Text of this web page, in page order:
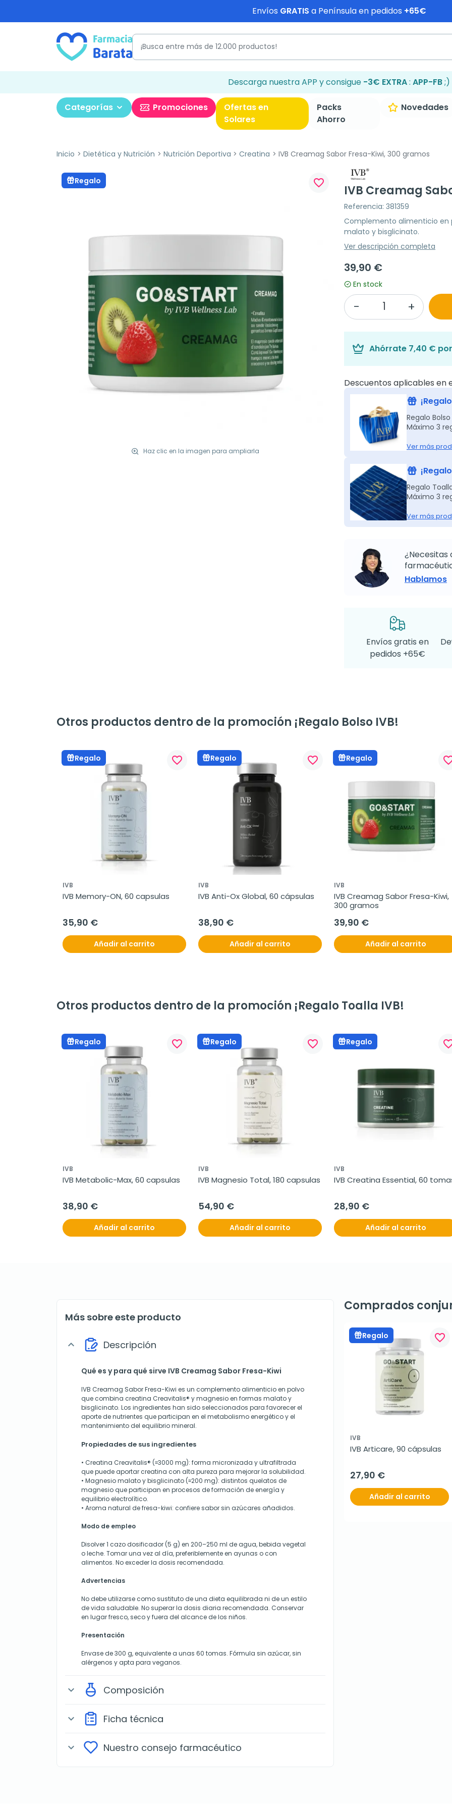
Envíos GRATIS a Península en pedidos +65€
Descarga nuestra APP y consigue -3€ EXTRA: APP-FB;)
Categorías Promociones
Ofertas en
Solares
Packs
Ahorro
Novedades
Inicio Dietética y Nutrición Nutrición Deportiva Creatina IVB Creamag Sabor Fresa-Kiwi, 300 gramos
Regalo
Haz clic en la imagen para ampliarla
favorite_border
IVB Creamag
Referencia: 381359
Complemento alimenticio en
malato y bisglicinato.
Ver descripción completa
39,90 €
En stock
Ahórrate 7,40 €
Descuentos aplicables en
Regalo
Máximo 3
Ver más
Regalo
Máximo 3
Ver más
¿Necesitas
Hablamos
Envíos gratis en
pedidos +65€
Otros productos dentro de la promoción ¡Regalo Bolso IVB!
Regalo favorite_border
IVB
IVB Memory-ON, 60 capsulas
35,90 €
Añadir al carrito
Regalo favorite_border
IVB
IVB Anti-Ox Global, 60 cápsulas
38,90 €
Añadir al carrito
Regalo
IVB
IVB Creamag Sabor Fresa-Kiwi,
300 gramos
39,90 €
Añadir al carrito
Otros productos dentro de la promoción ¡Regalo Toalla IVB!
Regalo favorite_border
IVB
IVB Metabolic-Max, 60 capsulas
38,90 €
Añadir al carrito
Regalo favorite_border
IVB
IVB Magnesio Total, 180 capsulas
54,90 €
Añadir al carrito
Regalo
IVB
IVB Creatina Essential, 60
28,90 €
Añadir al carrito
Más sobre este producto
expand_more Descripción
Qué es y para qué sirve IVB Creamag Sabor Fresa-Kiwi
IVB Creamag Sabor Fresa-Kiwi es un complemento alimenticio en polvo
que combina creatina Creavitalis® y magnesio en formas malato y
bisglicinato. Los ingredientes han sido seleccionados para favorecer el
aporte de nutrientes que participan en el metabolismo energético y el
mantenimiento del equilibrio mineral.
Propiedades de sus ingredientes
• Creatina Creavitalis® (≈3000 mg): forma micronizada y ultrafiltrada
que puede aportar creatina con alta pureza para mejorar la solubilidad.
• Magnesio malato y bisglicinato (≈200 mg): distintos quelatos de
magnesio que participan en procesos de formación de energía y
equilibrio electrolítico.
• Aroma natural de fresa-kiwi: confiere sabor sin azúcares añadidos.
Modo de empleo
Disolver 1 cazo dosificador (5 g) en 200–250 ml de agua, bebida vegetal
o leche. Tomar una vez al día, preferiblemente en ayunas o con
alimentos. No exceder la dosis recomendada.
Advertencias
No debe utilizarse como sustituto de una dieta equilibrada ni de un estilo
de vida saludable. No superar la dosis diaria recomendada. Conservar
en lugar fresco, seco y fuera del alcance de los niños.
Presentación
Envase de 300 g, equivalente a unas 60 tomas. Fórmula sin azúcar, sin
alérgenos y apta para veganos.
expand_more Composición
expand_more Ficha técnica
expand_more Nuestro consejo farmacéutico
Comprados
Regalo favorite_border
IVB
IVB Articare, 90 cápsulas
27,90 €
Añadir al carrito